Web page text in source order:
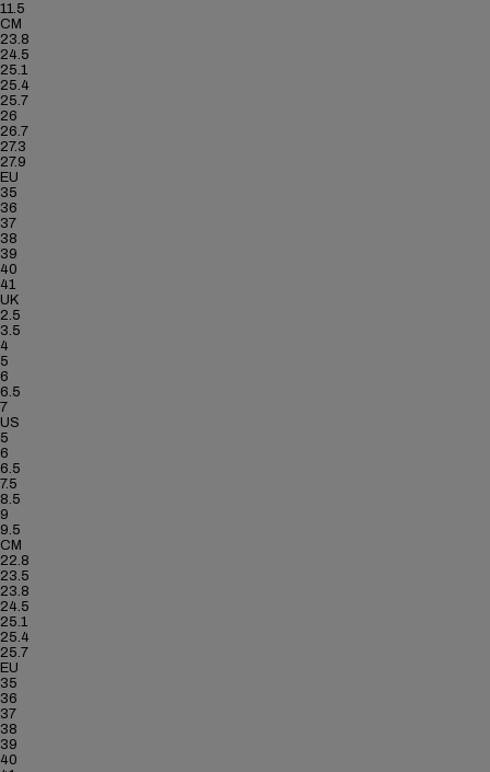
11.5
CM
23.8
24.5
25.1
25.4
25.7
26
26.7
27.3
27.9
EU
35
36
37
38
39
40
41
UK
2.5
3.5
4
5
6
6.5
7
US
5
6
6.5
7.5
8.5
9
9.5
CM
22.8
23.5
23.8
24.5
25.1
25.4
25.7
EU
35
36
37
38
39
40